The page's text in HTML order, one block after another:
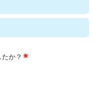
か？